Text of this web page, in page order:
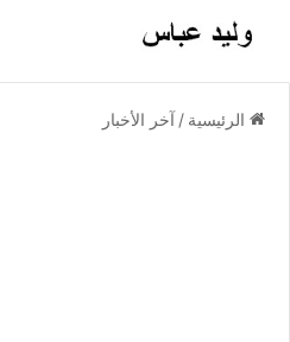
الرئيسية / آخر الأخبار